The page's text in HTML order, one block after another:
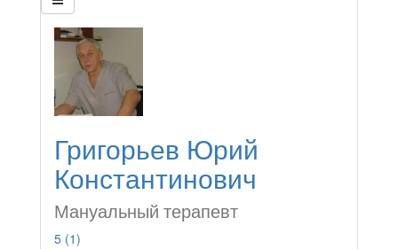
Григорьев Юрий
Константинович
Мануальный терапевт
5 (1)